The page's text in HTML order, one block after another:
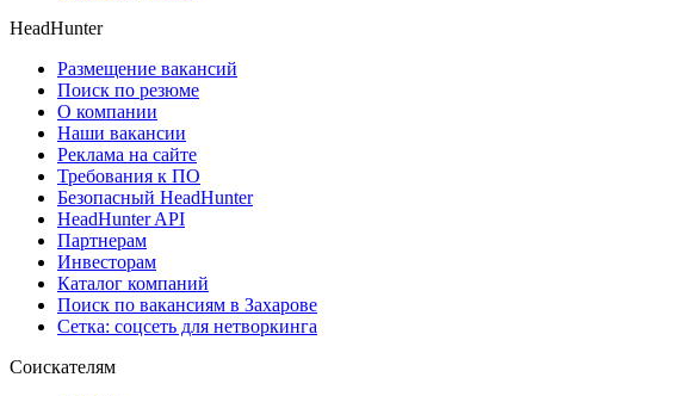
HeadHunter
Размещение вакансий
Поиск по резюме
О компании
Наши вакансии
Реклама на сайте
Требования к ПО
Безопасный HeadHunter
HeadHunter API
Партнерам
Инвесторам
Каталог компаний
Поиск по вакансиям в Захарове
Сетка: соцсеть для нетворкинга
Соискателям